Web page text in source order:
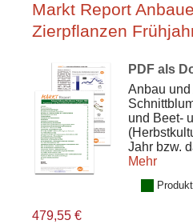
Markt Report
Zierpflanzen
PDF als
Anbau
und Beet-
Jahr bzw.
Mehr
479,55 €